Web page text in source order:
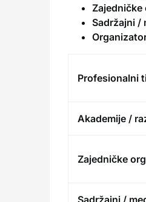
Sadržajni /
Profesionalni
Akademije /
Zajedničke
Sadržajni /